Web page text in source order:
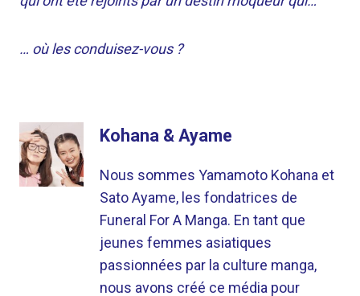
… où les conduisez-vous ?
Kohana & Ayame
Nous sommes Yamamoto Kohana et
Sato Ayame, les fondatrices de
Funeral For A Manga. En tant que
jeunes femmes asiatiques
passionnées par la culture manga,
nous avons créé ce média pour